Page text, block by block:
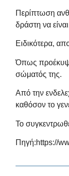
Περίπτωση
δράστη να
Ειδικότερα,
Όπως
σώματός της.
Από την
καθόσον το
Το
Πηγή:https://